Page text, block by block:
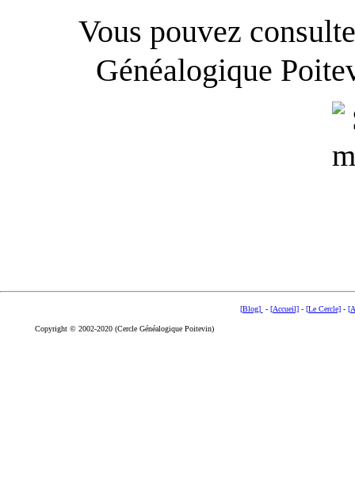
Vous pouvez
Généalogique
[Blog] - [Accueil]- [Le Cercle]-
Copyright © 2002-2020 (Cercle Généalogique Poitevin)